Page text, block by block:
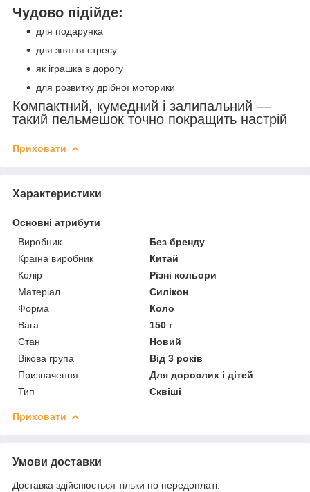
Чудово підійде:
для подарунка
для зняття стресу
як іграшка в дорогу
для розвитку дрібної моторики
Компактний, кумедний і залипальний —
такий пельмешок точно покращить настрій
Приховати
Характеристики
Основні атрибути
Виробник
Без бренду
Країна виробник
Китай
Колір
Різні кольори
Матеріал
Силікон
Форма
Коло
Вага
150 г
Стан
Новий
Вікова група
Від 3 років
Призначення
Для дорослих і дітей
Тип
Сквіші
Приховати
Умови доставки
Доставка здійснюється тільки по передоплаті.